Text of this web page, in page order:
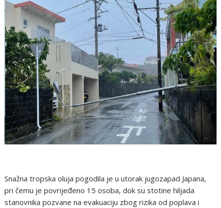
Snažna tropska oluja pogodila je u utorak jugozapad Japana,
pri čemu je povrijeđeno 15 osoba, dok su stotine hiljada
stanovnika pozvane na evakuaciju zbog rizika od poplava i